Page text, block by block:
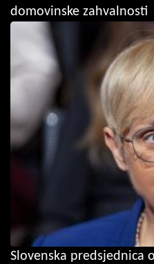
domovinske zahvalnosti
Slovenska predsjednica